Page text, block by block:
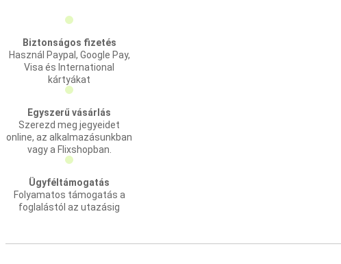
Biztonságos fizetés
Használ Paypal, Google Pay,
Visa és International
kártyákat
Egyszerű vásárlás
Szerezd meg jegyeidet
online, az alkalmazásunkban
vagy a Flixshopban.
Ügyféltámogatás
Folyamatos támogatás a
foglalástól az utazásig